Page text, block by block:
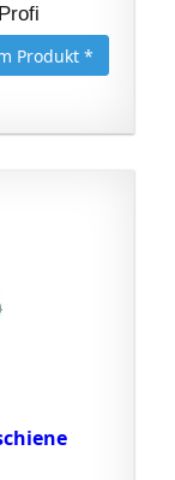
Produkt *